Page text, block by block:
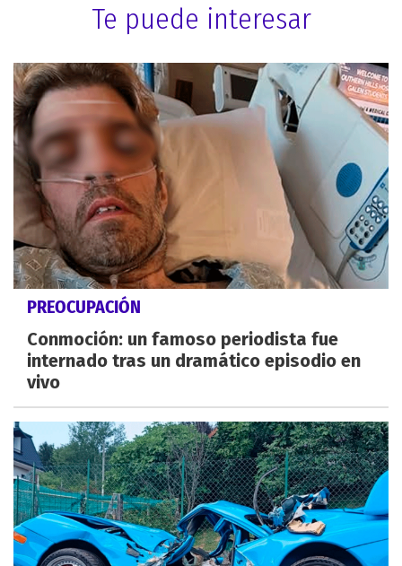
Te puede interesar
PREOCUPACIÓN
Conmoción: un famoso periodista fue
internado tras un dramático episodio en
vivo